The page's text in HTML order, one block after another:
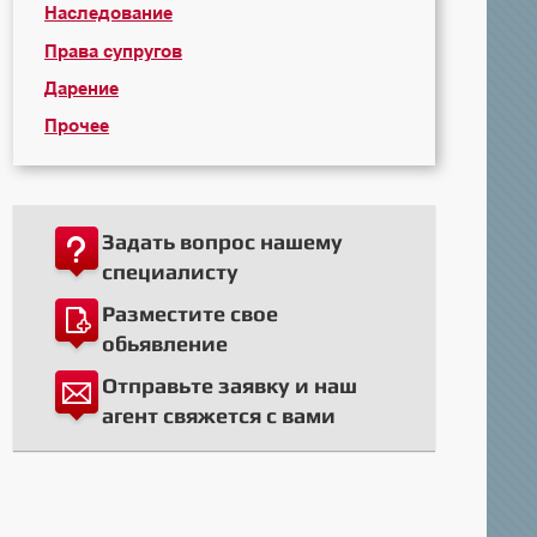
Наследование
Права супругов
Дарение
Прочее
Задать вопрос нашему
специалисту
Разместите свое
обьявление
Отправьте заявку и наш
агент свяжется с вами